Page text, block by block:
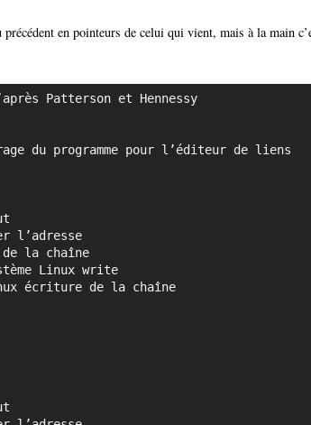
en pointeurs de celui qui vient, mais à la main
Patterson et Hennessy
du programme pour l’éditeur de liens